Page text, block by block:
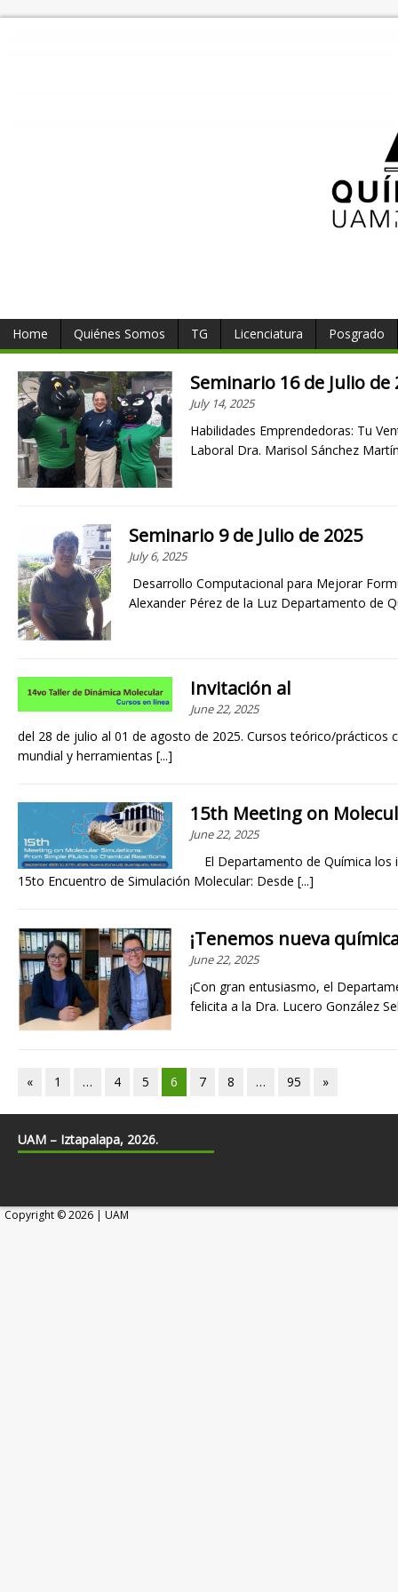
Home Quiénes Somos TG Licenciatura Posgrado
Seminario 16 de Julio de
July 14, 2025
Habilidades Emprendedoras: Tu
Laboral Dra. Marisol Sánchez
Seminario 9 de Julio de 2025
July 6, 2025
Desarrollo Computacional para Mejorar
Alexander Pérez de la Luz Departamento de
Invitación al
June 22, 2025
del 28 de julio al 01 de agosto de 2025. Cursos teórico/prácticos
mundial y herramientas [...]
15th Meeting on
June 22, 2025
El Departamento de Química los
15to Encuentro de Simulación Molecular: Desde [...]
¡Tenemos nueva
June 22, 2025
¡Con gran entusiasmo, el
felicita a la Dra. Lucero González
« 1 … 4 5 6 7 8 … 95 »
UAM – Iztapalapa, 2026.
Copyright © 2026 | UAM